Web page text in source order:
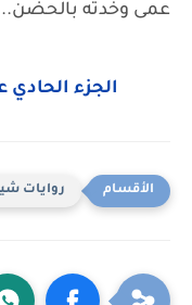
عمى وخدته
الجزء
روايات